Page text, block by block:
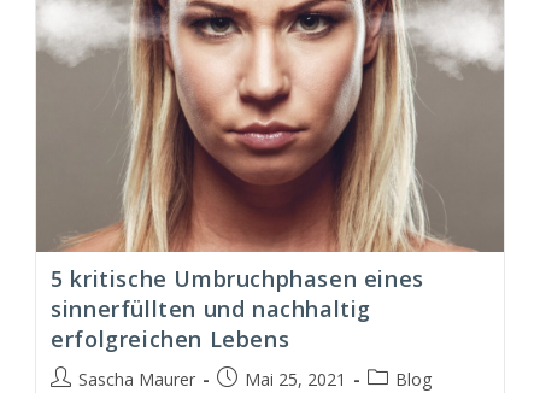
5 kritische Umbruchphasen eines
sinnerfüllten und nachhaltig
erfolgreichen Lebens
Beitrags-
Sascha Maurer
BeitragMai 25, 2021
Beitrags-
Blog